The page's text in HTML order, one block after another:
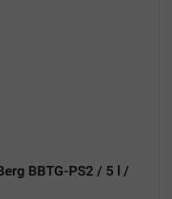
BBTG-PS2 / 5 l /